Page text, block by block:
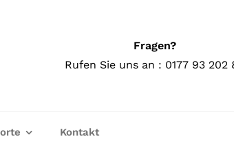
Fragen?
Rufen Sie uns an : 0177 93 202
Kontakt